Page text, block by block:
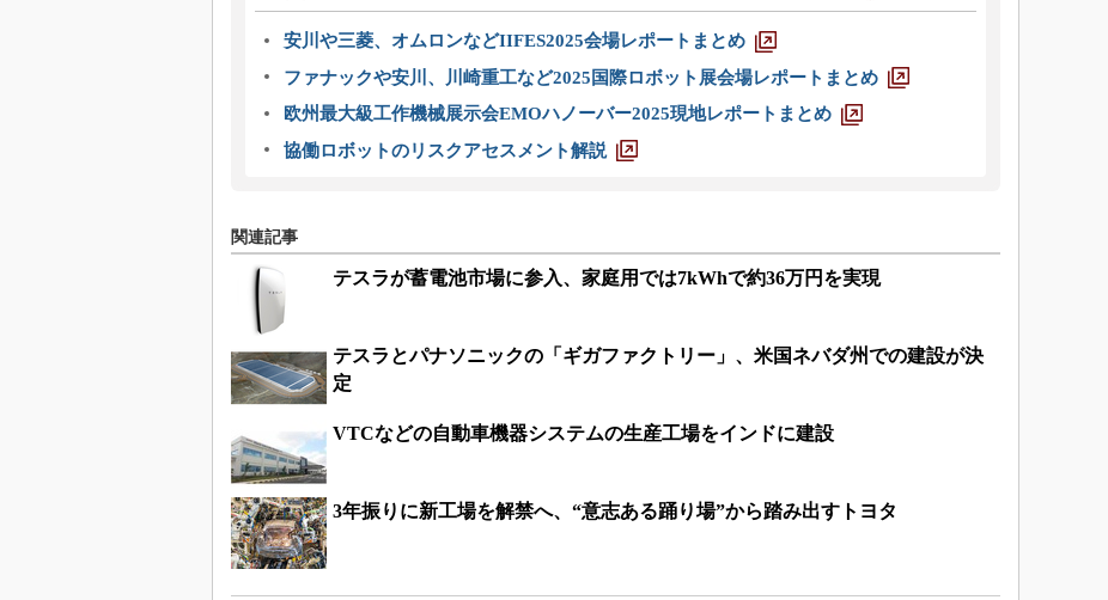
安川や三菱、オムロンなどIIFES2025会場レポートまとめ
ファナックや安川、川崎重工など2025国際ロボット展会場レポートまとめ
欧州最大級工作機械展示会EMOハノーバー2025現地レポートまとめ
協働ロボットのリスクアセスメント解説
関連記事
テスラが蓄電池市場に参入、家庭用では7kWhで約36万円を実現
テスラとパナソニックの「ギガファクトリー」、米国ネバダ州での建設が決
定
VTCなどの自動車機器システムの生産工場をインドに建設
3年振りに新工場を解禁へ、“意志ある踊り場”から踏み出すトヨタ